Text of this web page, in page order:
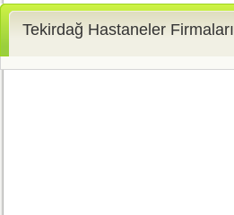
Tekirdağ Hastaneler Firmaları